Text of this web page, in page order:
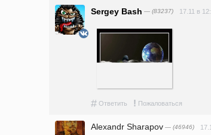
Sergey Bash — (83237) 17.11 в
# Ответить ! Пожаловаться
Alexandr Sharapov — (46946)